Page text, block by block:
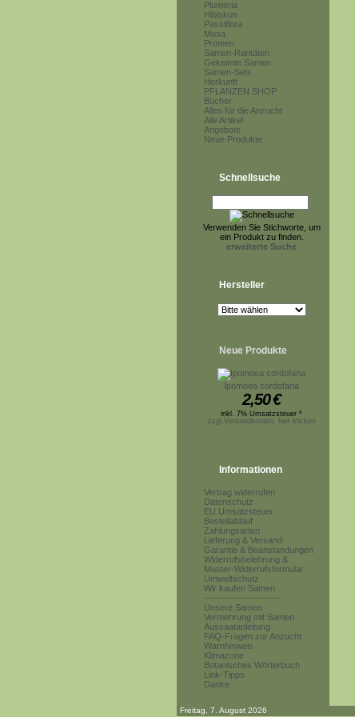
Plumeria
Hibiskus
Passiflora
Musa
Proteen
Samen-Raritäten
Gekeimte Samen
Samen-Sets
Herkunft
PFLANZEN SHOP
Bücher
Alles für die Anzucht
Alle Artikel
Angebote
Neue Produkte
Schnellsuche
Verwenden Sie Stichworte, um
ein Produkt zu finden.
erweiterte Suche
Hersteller
Neue Produkte
Ipomoea cordofana
2,50€
inkl. 7% Umsatzsteuer *
zzgl.Versandkosten, hier klicken
Informationen
Vertrag widerrufen
Datenschutz
EU Umsatzsteuer
Bestellablauf
Zahlungsarten
Lieferung & Versand
Garantie & Beanstandungen
Widerrufsbelehrung &
Muster-Widerrufsformular
Umweltschutz
Wir kaufen Samen
------------------------
Unsere Samen
Vermehrung mit Samen
Aussaatanleitung
FAQ-Fragen zur Anzucht
Warnhinweis
Klimazone
Botanisches Wörterbuch
Link-Tipps
Danke
Freitag, 7. August 2026